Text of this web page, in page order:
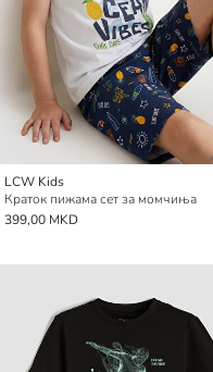
LCW Kids
Краток пижама сет за момчиња
399,00 MKD